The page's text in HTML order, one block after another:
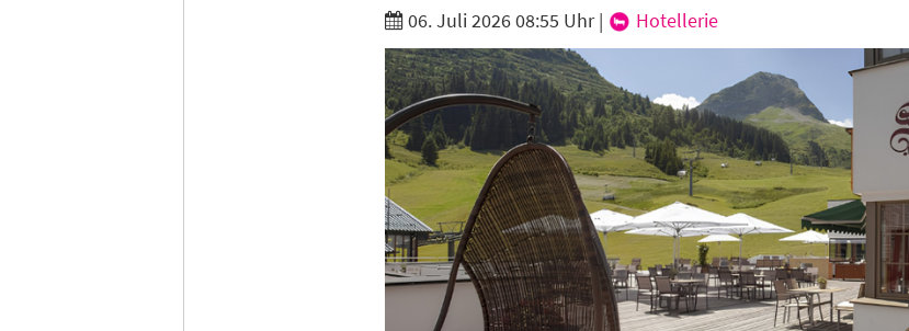
06. Juli 2026 08:55 Uhr| Hotellerie